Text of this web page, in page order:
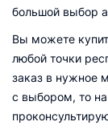
большой выбор
Вы можете
любой точки
заказ в нужное
с выбором, то